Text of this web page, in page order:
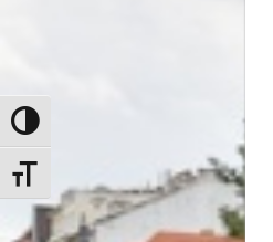
Nagy kontraszt váltása
Betűméret váltása